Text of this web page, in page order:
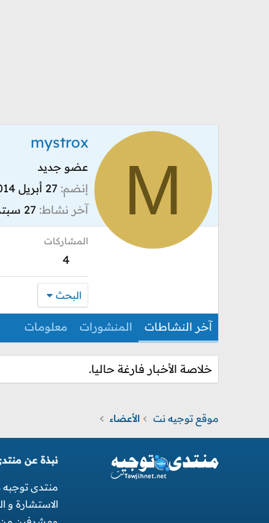
M
mystrox
عضو جديد
إنضم 27 أبريل 2014
آخر نشاط 27 سبتمبر 2015
المشاركات
4
البحث
آخر النشاطات المنشورات معلومات
خلاصة الأخبار فارغة حاليا.
موقع توجيه نت الأعضاء
نبذة عن
منتدى
الاستشارة و